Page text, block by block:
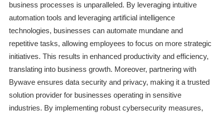
business processes is unparalleled. By leveraging intuitive
automation tools and leveraging artificial intelligence
technologies, businesses can automate mundane and
repetitive tasks, allowing employees to focus on more strategic
initiatives. This results in enhanced productivity and efficiency,
translating into business growth. Moreover, partnering with
Bywave ensures data security and privacy, making it a trusted
solution provider for businesses operating in sensitive
industries. By implementing robust cybersecurity measures,